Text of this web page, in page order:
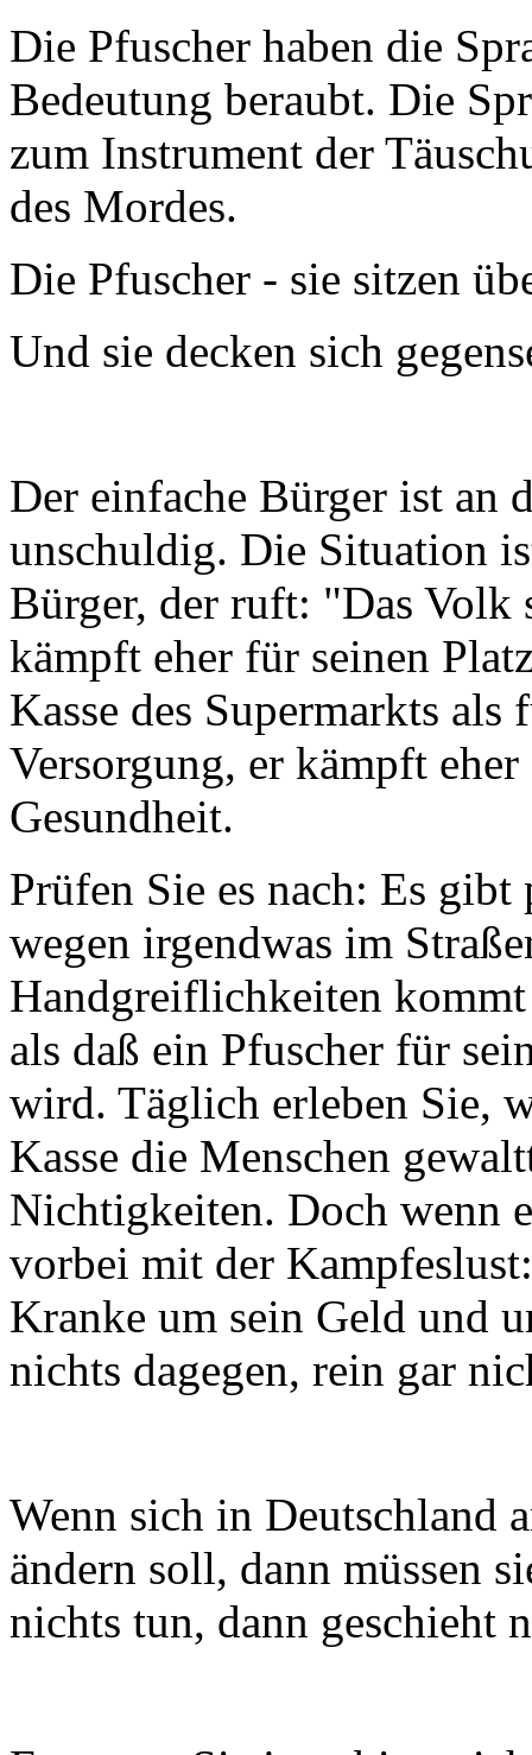
Die Pfuscher haben die
Bedeutung beraubt. Die
zum Instrument der
des Mordes.
Die Pfuscher - sie sitzen
Und sie decken sich
Der einfache Bürger ist an
unschuldig. Die Situation
Bürger, der ruft: "Das
kämpft eher für seinen
Kasse des Supermarkts
Versorgung, er kämpft
Gesundheit.
Prüfen Sie es nach: Es
wegen irgendwas im
Handgreiflichkeiten
als daß ein Pfuscher für
wird. Täglich erleben Sie,
Kasse die Menschen
Nichtigkeiten. Doch wenn
vorbei mit der
Kranke um sein Geld und
nichts dagegen, rein gar
Wenn sich in Deutschland
ändern soll, dann müssen
nichts tun, dann geschieht